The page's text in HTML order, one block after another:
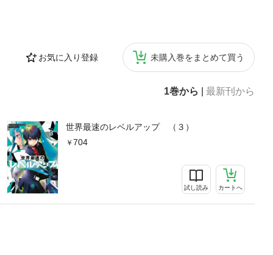
お気に入り登録 未購入巻をまとめて買う
1巻から 最新刊から
世界最速のレベルアップ （３）
704
試し読み カートへ